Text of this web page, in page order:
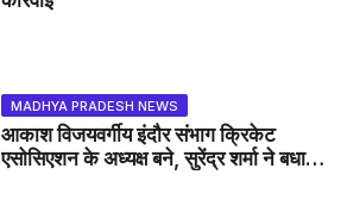
MADHYA PRADESH NEWS
आकाश विजयवर्गीय इंदौर संभाग क्रिकेट
एसोसिएशन के अध्यक्ष बने, सुरेंद्र शर्मा ने बधाई